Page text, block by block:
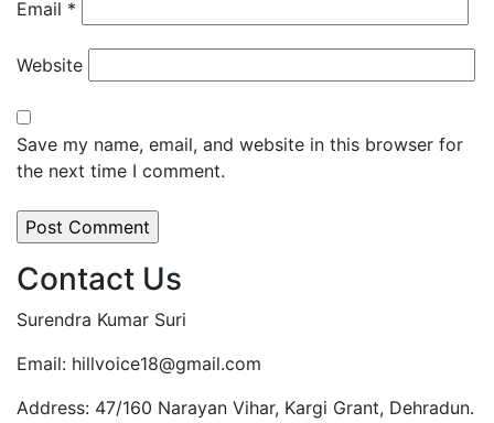
Email *
Website
Save my name, email, and website in this browser for
the next time I comment.
Contact Us
Surendra Kumar Suri
Email: hillvoice18@gmail.com
Address: 47/160 Narayan Vihar, Kargi Grant, Dehradun.